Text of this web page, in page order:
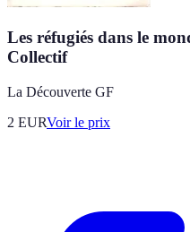
Les réfugiés dans le
Collectif
La Découverte GF
2 EURVoir le prix